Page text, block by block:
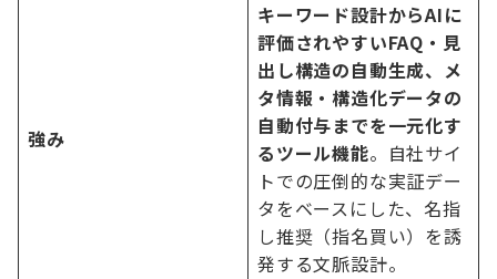
強み
キーワード設計からAIに
評価されやすいFAQ・見
出し構造の自動生成、メ
タ情報・構造化データの
自動付与までを一元化す
るツール機能。自社サイ
トでの圧倒的な実証デー
タをベースにした、名指
し推奨（指名買い）を誘
発する文脈設計。